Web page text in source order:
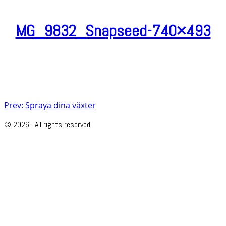
MG_9832_Snapseed-740×493
Post
navigation
Prev: Spraya dina växter
© 2026 · All rights reserved